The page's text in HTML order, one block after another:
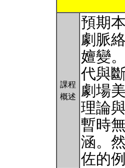
課程
概述
預期
劇脈
嬗變
代與
劇場
理論
暫時
涵。
佐的